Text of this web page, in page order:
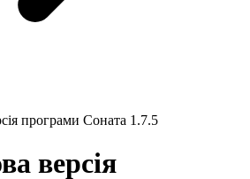
програми Соната 1.7.5
версія